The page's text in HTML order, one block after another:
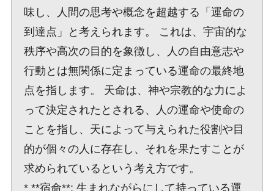
味し、人間の思考や概念を超越する「運命の
到達点」と考えられます。 これは、宇宙的な
秩序や高次の目的を象徴し、人の自由意志や
行動とは無関係に定まっている運命の最終地
点を指します。 天命は、神や宗教的な力によ
って決定されたとされる、人の運命や使命の
ことを指し、天によって与えられた役割や目
的が個々の人に存在し、それを果たすことが
求められているという考え方です。
* **宿命**: 生まれながらにして持っている運